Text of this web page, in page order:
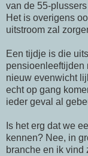
van de 55-
Het is overigens
uitstroom zal
Een tijdje is die
pensioenleeftijden
nieuw evenwicht
echt op gang
ieder geval al
Is het erg dat we
kennen? Nee, in
branche en ik vind